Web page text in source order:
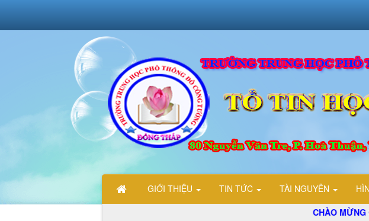
GIỚI THIỆU TIN TỨC TÀI NGUYÊN
CHÀO MỪNG CÁC